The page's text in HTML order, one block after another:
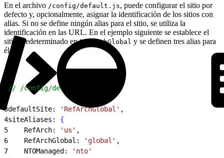
En el archivo /config/default.js, puede configurar el sitio por
defecto y, opcionalmente, asignar la identificación de los sitios con
alias. Si no se define ningún alias para el sitio, se utiliza la
identificación en las URL. En el ejemplo siguiente se establece el
sitio predeterminado enRefArchGlobal y se definen tres alias para
él.
// /config/default.js
3defaultSite: 'RefArchGlobal' ,
4siteAliases: {
5
    RefArch:
'us' ,
6
    RefArchGlobal:
'global' ,
7
    NTOManaged:
'nto'